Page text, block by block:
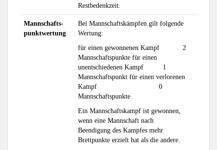
Restbedenkzeit.
Mannschafts-
punktwertung
Bei Mannschaftskämpfen gilt folgende
Wertung:
für einen gewonnenen Kampf 2
Mannschaftspunkte für einen
unentschiedenen Kampf 1
Mannschaftspunkt für einen verlorenen
Kampf 0
Mannschaftspunkte
Ein Mannschaftskampf ist gewonnen,
wenn eine Mannschaft nach
Beendigung des Kampfes mehr
Brettpunkte erzielt hat als die andere.